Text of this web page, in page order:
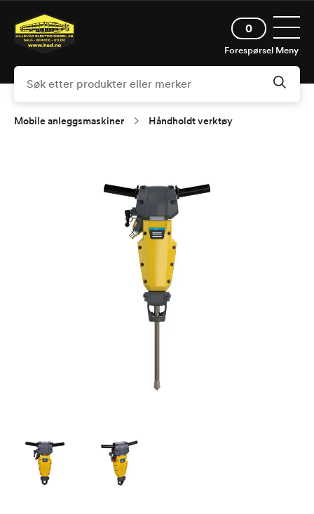
hovedinnhold
0
Forespørsel Meny
Mobile anleggsmaskiner Håndholdt verktøy